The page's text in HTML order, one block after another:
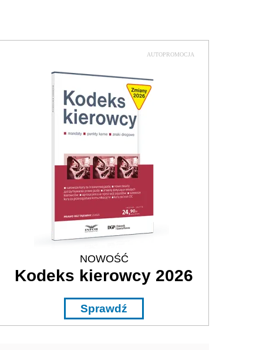
AUTOPROMOCJA
NOWOŚĆ
Kodeks kierowcy 2026
Sprawdź